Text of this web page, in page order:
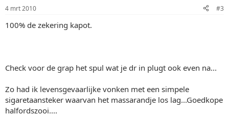
4 mrt 2010 #3
100% de zekering kapot.
Check voor de grap het spul wat je dr in plugt ook even na...
Zo had ik levensgevaarlijke vonken met een simpele
sigaretaansteker waarvan het massarandje los lag...Goedkope
halfordszooi....